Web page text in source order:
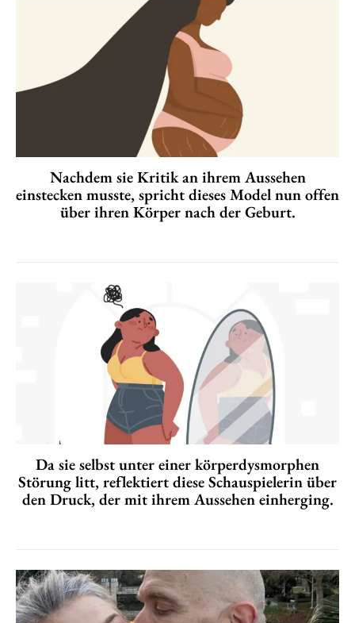
Nachdem sie Kritik an ihrem Aussehen
einstecken musste, spricht dieses Model nun offen
über ihren Körper nach der Geburt.
Da sie selbst unter einer körperdysmorphen
Störung litt, reflektiert diese Schauspielerin über
den Druck, der mit ihrem Aussehen einherging.